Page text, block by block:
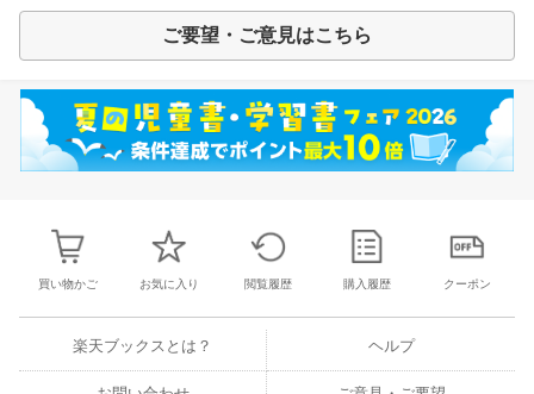
ご要望・ご意見はこちら
買い物かご お気に入り 閲覧履歴 購入履歴 クーポン
楽天ブックスとは？ ヘルプ